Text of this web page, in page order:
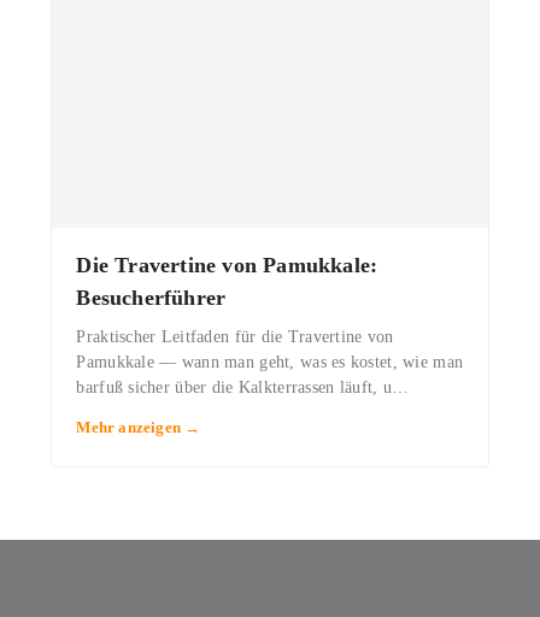
Die Travertine von Pamukkale:
Besucherführer
Praktischer Leitfaden für die Travertine von
Pamukkale — wann man geht, was es kostet, wie man
barfuß sicher über die Kalkterrassen läuft, u…
Mehr anzeigen →